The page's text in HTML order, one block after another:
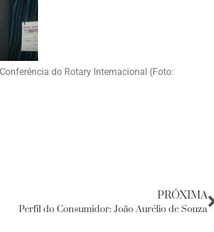
do Rotary Internacional (Foto:
PRÓXIMA
Perfil do Consumidor: João Aurélio de Souza